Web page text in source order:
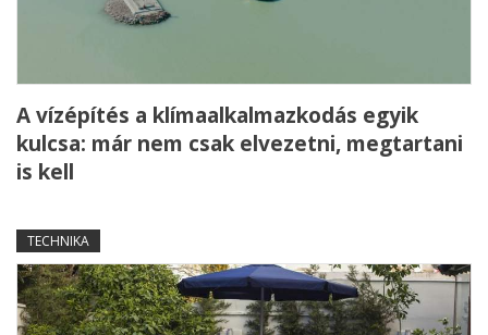
A vízépítés a klímaalkalmazkodás egyik
kulcsa: már nem csak elvezetni, megtartani
is kell
TECHNIKA